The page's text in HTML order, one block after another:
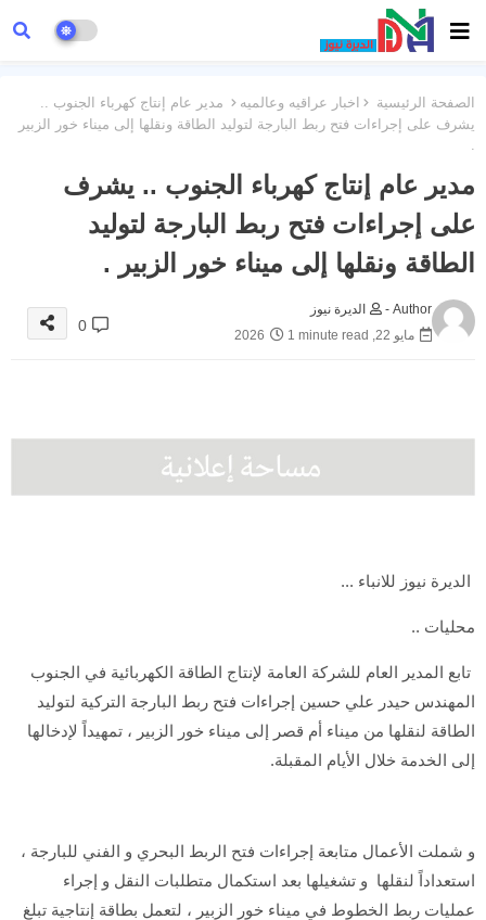
الصفحة الرئيسية اخبار عراقيه وعالميه
مدير عام إنتاج كهرباء الجنوب ..
يشرف على إجراءات فتح ربط البارجة لتوليد الطاقة ونقلها إلى ميناء خور الزبير
.
مدير عام إنتاج كهرباء الجنوب .. يشرف
على إجراءات فتح ربط البارجة لتوليد
الطاقة ونقلها إلى ميناء خور الزبير .
Author -
الديرة نيوز
مايو 22, 2026
1 minute read
0
الديرة نيوز للانباء ...
محليات ..
تابع المدير العام للشركة العامة لإنتاج الطاقة الكهربائية في الجنوب
المهندس حيدر علي حسين إجراءات فتح ربط البارجة التركية لتوليد
الطاقة لنقلها من ميناء أم قصر إلى ميناء خور الزبير ، تمهيداً لإدخالها
إلى الخدمة خلال الأيام المقبلة.
و شملت الأعمال متابعة إجراءات فتح الربط البحري و الفني للبارجة ،
استعداداً لنقلها و تشغيلها بعد استكمال متطلبات النقل و إجراء
عمليات ربط الخطوط في ميناء خور الزبير ، لتعمل بطاقة إنتاجية تبلغ